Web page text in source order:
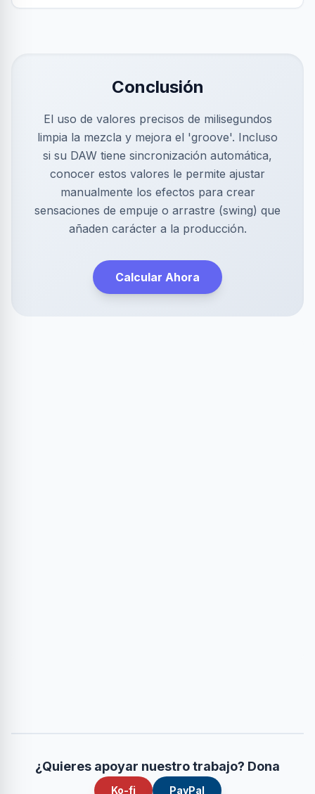
Conclusión
El uso de valores precisos de milisegundos
limpia la mezcla y mejora el 'groove'. Incluso
si su DAW tiene sincronización automática,
conocer estos valores le permite ajustar
manualmente los efectos para crear
sensaciones de empuje o arrastre (swing) que
añaden carácter a la producción.
Calcular Ahora
¿Quieres apoyar nuestro trabajo? Dona
Ko-fi PayPal